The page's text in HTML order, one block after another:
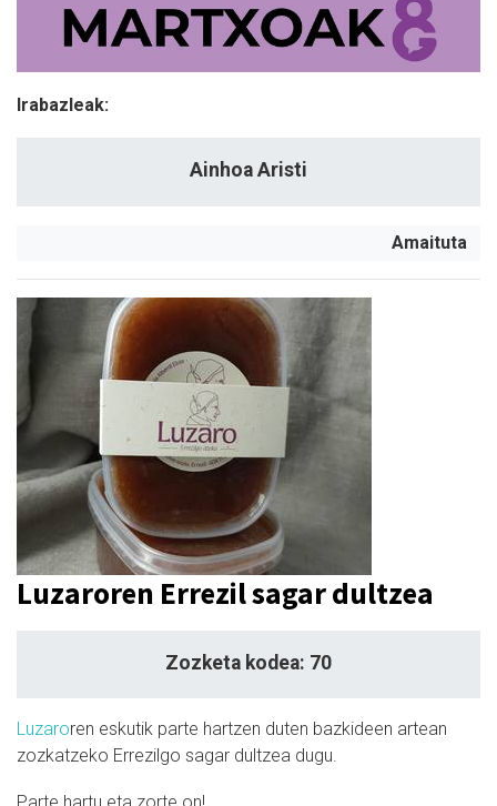
Irabazleak:
Ainhoa Aristi
Amaituta
Luzaroren Errezil sagar dultzea
Zozketa kodea: 70
Luzaroren eskutik parte hartzen duten bazkideen artean
zozkatzeko Errezilgo sagar dultzea dugu.
Parte hartu eta zorte on!